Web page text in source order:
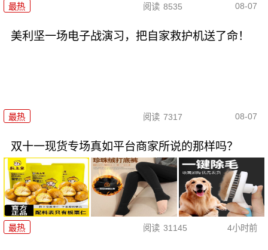
最热 阅读 8535 08-07
美利坚一场电子战演习，把自家救护机送了命！
最热 阅读 7317 08-07
双十一现货专场真如平台商家所说的那样吗？
最热 阅读 31145 4小时前